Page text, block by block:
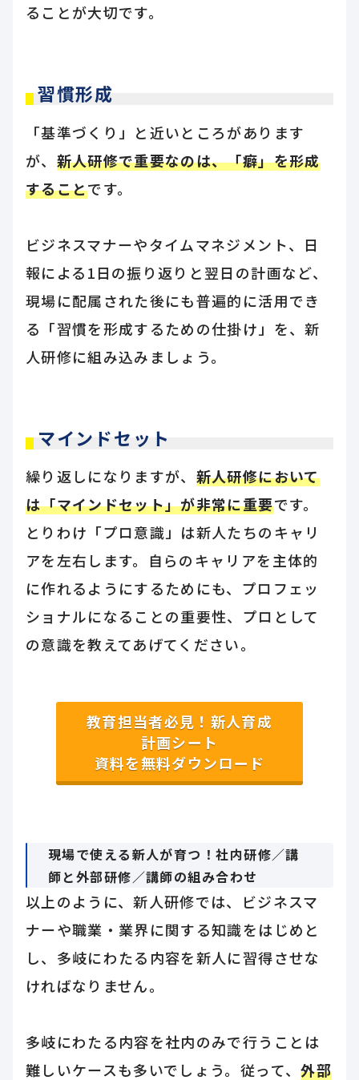
ることが大切です。
習慣形成
「基準づくり」と近いところがあります
が、 新人研修で重要なのは、「癖」を形成
することです。
ビジネスマナーやタイムマネジメント、日
報による1日の振り返りと翌日の計画など、
現場に配属された後にも普遍的に活用でき
る「習慣を形成するための仕掛け」を、新
人研修に組み込みましょう。
マインドセット
繰り返しになりますが、 新人研修において
は「マインドセット」が非常に重要です。
とりわけ「プロ意識」は新人たちのキャリ
アを左右します。自らのキャリアを主体的
に作れるようにするためにも、プロフェッ
ショナルになることの重要性、プロとして
の意識を教えてあげてください。
教育担当者必見！新人育成
計画シート
資料を無料ダウンロード
現場で使える新人が育つ！社内研修／講
師と外部研修／講師の組み合わせ
以上のように、新人研修では、ビジネスマ
ナーや職業・業界に関する知識をはじめと
し、多岐にわたる内容を新人に習得させな
ければなりません。
多岐にわたる内容を社内のみで行うことは
難しいケースも多いでしょう。従って、外部